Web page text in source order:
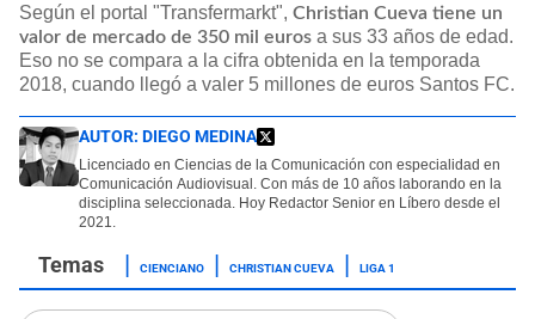
Según el portal "Transfermarkt", Christian Cueva tiene un
valor de mercado de 350 mil euros a sus 33 años de edad.
Eso no se compara a la cifra obtenida en la temporada
2018, cuando llegó a valer 5 millones de euros Santos FC.
AUTOR: DIEGO MEDINA
Licenciado en Ciencias de la Comunicación con especialidad en
Comunicación Audiovisual. Con más de 10 años laborando en la
disciplina seleccionada. Hoy Redactor Senior en Líbero desde el
2021.
CIENCIANO CHRISTIAN CUEVA LIGA 1